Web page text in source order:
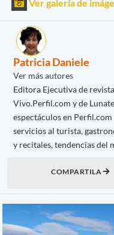
Ver galería de
Patricia Daniele
Ver más autores
Editora Ejecutiva de
Vivo.Perfil.com y de
espectáculos en
servicios al turista,
y recitales, tendencias del
COMPARTILA